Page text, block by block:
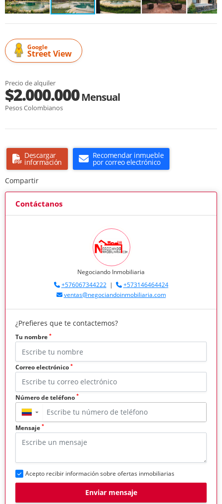
Google
Street View
Precio de alquiler
$2.000.000Mensual
Pesos Colombianos
Descargar
información
Recomendar inmueble
por correo electrónico
Compartir
Contáctanos
Negociando Inmobiliaria
+576067344222|
+573146464424
ventas@negociandoinmobiliaria.com
¿Prefieres que te contactemos?
Tu nombre *
Correo electrónico *
Número de teléfono *
▼
Mensaje *
Acepto recibir información sobre ofertas inmobiliarias
Enviar mensaje